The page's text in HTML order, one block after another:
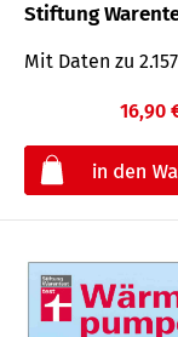
Stiftung
Mit Daten zu
16,90